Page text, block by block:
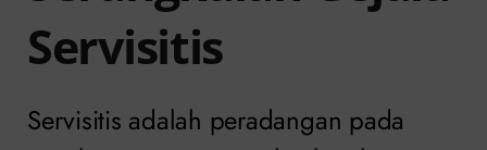
Servisitis
Servisitis adalah peradangan pada